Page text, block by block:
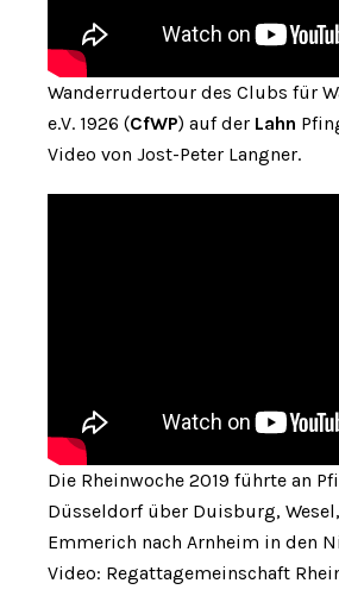
Wanderrudertour des Clubs für
e.V. 1926 (CfWP) auf der Lahn
Video von Jost-Peter Langner.
Die Rheinwoche 2019 führte an
Düsseldorf über Duisburg,
Emmerich nach Arnheim in den
Video: Regattagemeinschaft